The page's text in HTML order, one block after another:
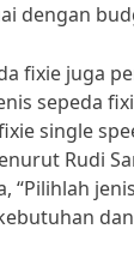
dengan
fixie juga
sepeda
single
Rudi
“Pilihlah